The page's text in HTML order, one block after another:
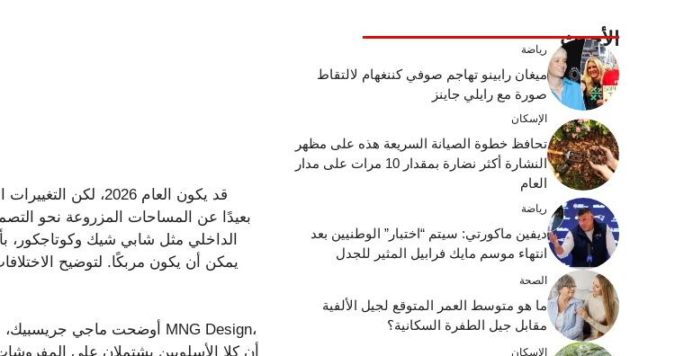
قد يكون العام
بعيدًا عن المساحات المزروعة نحو
الداخلي مثل شابي شيك وكوتاجكور،
يمكن أن يكون مربكًا. لتوضيح
أن كلا الأسلوبين يشتملان على
الأحدث رياضة
ميغان رابينو تهاجم صوفي كننغهام لالتقاط
صورة مع رايلي جاينز
الإسكان
تحافظ خطوة الصيانة السريعة هذه على مظهر
النشارة أكثر نضارة بمقدار 10 مرات على مدار
العام
رياضة
ديفين ماكورتي: سيتم “اختبار” الوطنيين بعد
انتهاء موسم مايك فرابيل المثير للجدل
الصحة
ما هو متوسط ​​العمر المتوقع لجيل الألفية
مقابل جيل الطفرة السكانية؟
الإسكان